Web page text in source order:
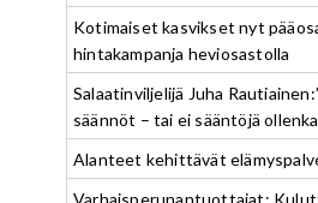
Kotimaiset kasvikset nyt
hintakampanja heviosastolla
Salaatinviljelijä Juha
säännöt – tai ei sääntöjä
Alanteet kehittävät